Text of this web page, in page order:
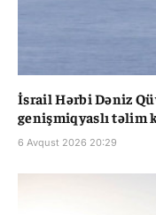
İsrail Hərbi Dəniz
genişmiqyaslı təlim
6 Avqust 2026 20:29